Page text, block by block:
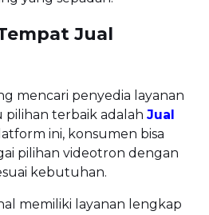
Jual
mencari penyedia layanan
pilihan terbaik adalah Jual
ini, konsumen bisa
pilihan videotron dengan
kebutuhan.
memiliki layanan lengkap